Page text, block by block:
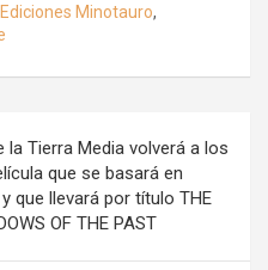
Ediciones Minotauro,
Tierra Media volverá a los
que se basará en
que llevará por título THE
OF THE PAST